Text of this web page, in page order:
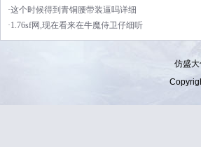
·这个时候得到青铜腰带装逼吗详细
·1.76sf网,现在看来在牛魔侍卫仔细听
仿盛